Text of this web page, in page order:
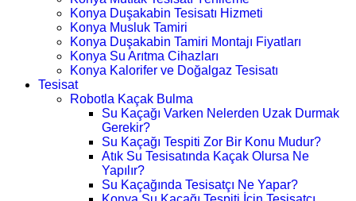
Konya Duşakabin Tesisatı Hizmeti
Konya Musluk Tamiri
Konya Duşakabin Tamiri Montajı Fiyatları
Konya Su Arıtma Cihazları
Konya Kalorifer ve Doğalgaz Tesisatı
Tesisat
Robotla Kaçak Bulma
Su Kaçağı Varken Nelerden Uzak Durmak
Gerekir?
Su Kaçağı Tespiti Zor Bir Konu Mudur?
Atık Su Tesisatında Kaçak Olursa Ne
Yapılır?
Su Kaçağında Tesisatçı Ne Yapar?